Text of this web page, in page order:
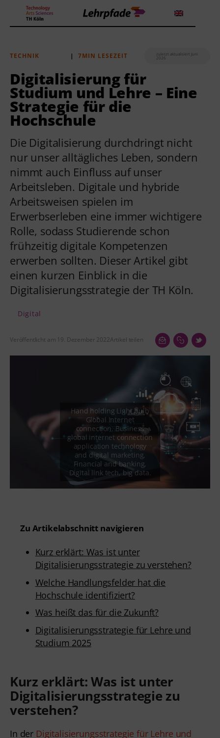
Tools
Lehrstrategie
Workshops
Über uns
TECHNIK | 7MIN LESEZEIT zuletzt aktualisiert Juni
2026
Digitalisierung für
Studium und Lehre – Eine
Strategie für die
Hochschule
Die Digitalisierung durchdringt nicht
nur unser alltägliches Leben, sondern
nimmt auch Einfluss auf unser
Arbeitsleben. Digitale und hybride
Arbeitsweisen spielen im
Erwerbserleben eine immer wichtigere
Rolle, sodass Studierende schon
frühzeitig digitale Kompetenzen
erwerben sollten. Dieser Artikel gibt
einen kurzen Einblick in die
Digitalisierungsstrategie der TH Köln.
Digital
Veröffentlicht am 19. Dezember 2022Artikel teilen
Zu Artikelabschnitt navigieren
Kurz erklärt: Was ist unter
Digitalisierungsstrategie zu verstehen?
Welche Handlungsfelder hat die
Hochschule identifiziert?
Was heißt das für die Zukunft?
Digitalisierungsstrategie für Lehre und
Studium 2025
Kurz erklärt: Was ist unter
Digitalisierungsstrategie zu
verstehen?
In der Digitalisierungsstrategie für Lehre und